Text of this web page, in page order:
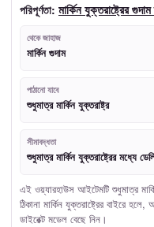
পরিপূর্ণতা: মার্কিন যুক্তরাষ্ট্রের
থেকে জাহাজ
মার্কিন গুদাম
পাঠানো যাবে
শুধুমাত্র মার্কিন যুক্তরাষ্ট্র
সীমাবদ্ধতা
শুধুমাত্র মার্কিন যুক্তরাষ্ট্রের মধ্যে
এই ওয়্যারহাউস আইটেমটি শুধুমাত্র
ঠিকানা মার্কিন যুক্তরাষ্ট্রের বাইরে
ডাইরেক্ট মডেল বেছে নিন।